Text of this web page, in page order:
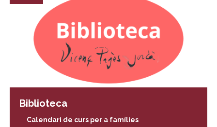
Biblioteca
Calendari de curs per a famílies